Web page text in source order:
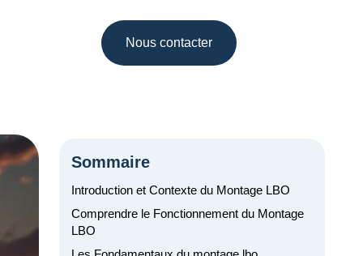
Nous contacter
Sommaire
Introduction et Contexte du Montage LBO
Comprendre le Fonctionnement du Montage
LBO